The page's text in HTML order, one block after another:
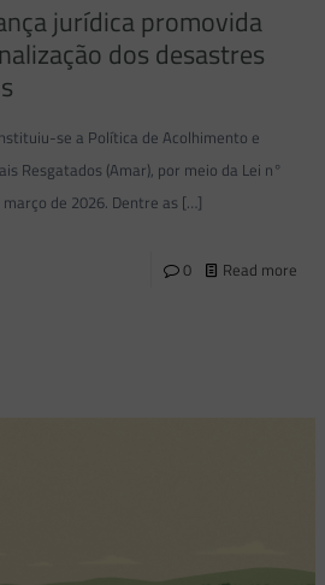
jurídica promovida
dos desastres
se a Política de Acolhimento e
Resgatados (Amar), por meio da Lei n°
de 2026. Dentre as […]
0 Read more